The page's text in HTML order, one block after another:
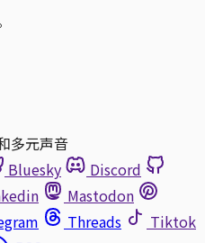
多元声音
Bluesky
Discord
Mastodon
Threads
Tiktok